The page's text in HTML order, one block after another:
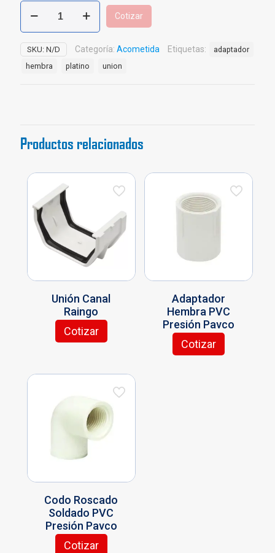
Adaptador
Hembra
PF
+
UAD
Pavco
Cotizar
SKU: N/D Categoría: Acometida Etiquetas:
adaptador
hembra
platino union
Productos relacionados
Unión Canal
Raingo
Cotizar
Adaptador
Hembra PVC
Presión Pavco
Cotizar
Este
Codo Roscado
Soldado PVC
Presión Pavco
Cotizar